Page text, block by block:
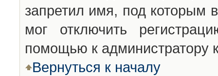
запретил имя, под которым
мог отключить
помощью к администратору
Вернуться к началу